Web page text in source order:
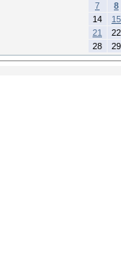
7
8
14
15
21
22
28
29